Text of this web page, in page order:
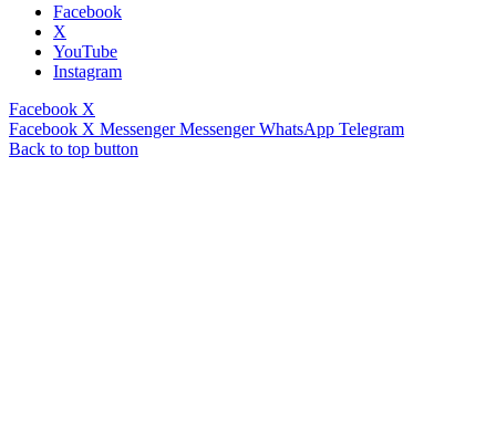
Facebook
X
YouTube
Instagram
Facebook X
Facebook X Messenger Messenger WhatsApp Telegram
Back to top button